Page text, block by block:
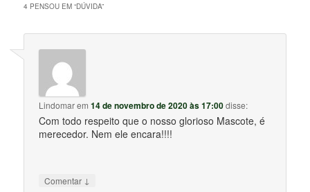
4 PENSOU EM “DÚVIDA”
Lindomarem14 de novembro de 2020 às 17:00disse:
Com todo respeito que o nosso glorioso Mascote, é
merecedor. Nem ele encara!!!!
Comentar ↓